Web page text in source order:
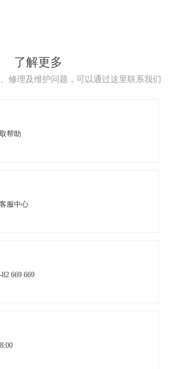
了解更多
修理及维护问题，可以通过这里联系我们
帮助
服中心
669 669